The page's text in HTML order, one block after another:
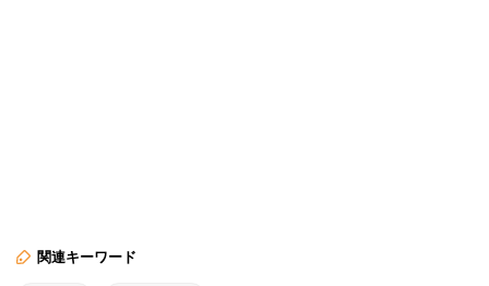
関連キーワード